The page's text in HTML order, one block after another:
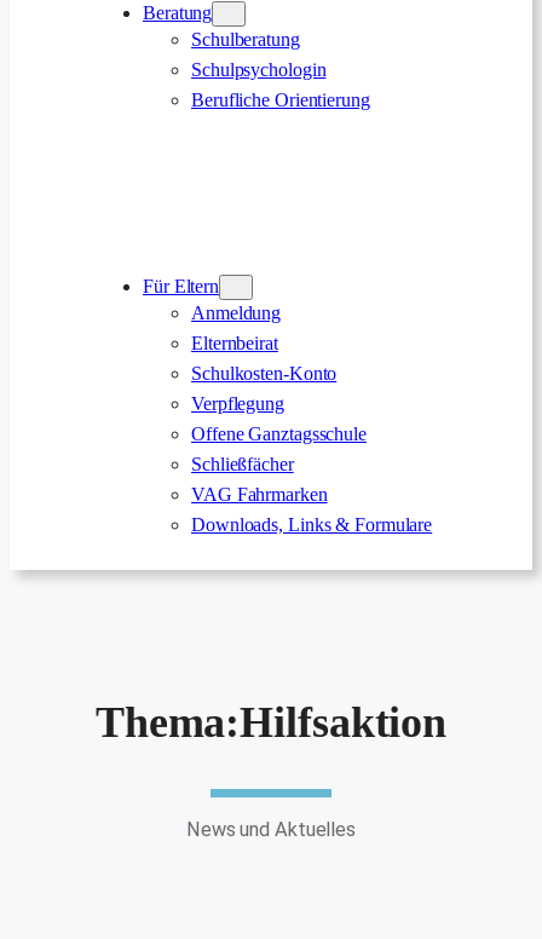
Beratung
Schulberatung
Schulpsychologin
Berufliche Orientierung
Für Eltern
Anmeldung
Elternbeirat
Schulkosten-Konto
Verpflegung
Offene Ganztagsschule
Schließfächer
VAG Fahrmarken
Downloads, Links & Formulare
Thema:Hilfsaktion
News und Aktuelles